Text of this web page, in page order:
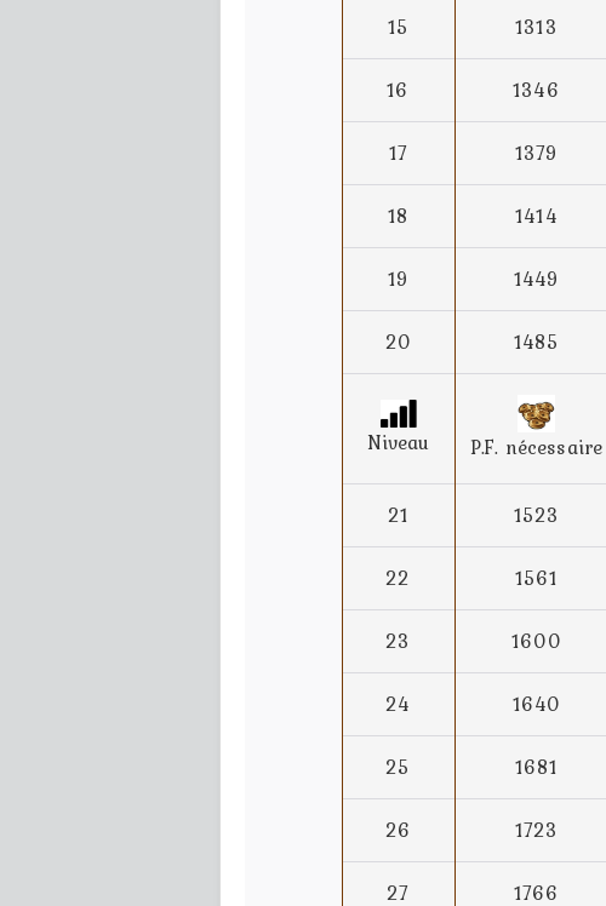
15 1313
16 1346
17 1379
18 1414
19 1449
20 1485
Niveau P.F. nécessaire
21 1523
22 1561
23 1600
24 1640
25 1681
26 1723
27 1766